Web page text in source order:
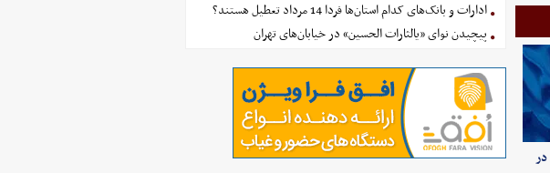
ادارات و بانک‌های کدام استان‌ها فردا 14 مرداد تعطیل هستند؟
پیچیدن نوای «یالثارات الحسین» در خیابان‌های تهران